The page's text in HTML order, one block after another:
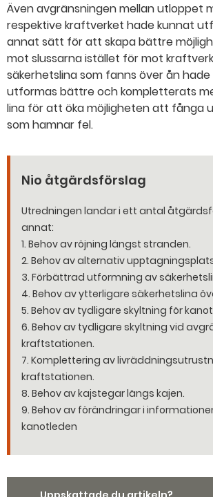
Även avgränsningen mellan utloppet
respektive kraftverket hade kunnat
annat sätt för att skapa bättre
mot slussarna istället för mot
säkerhetslina som fanns över ån
utformas bättre och kompletterats
lina för att öka möjligheten att fånga
som hamnar fel.
Nio åtgärdsförslag
Utredningen landar i ett antal
annat:
1. Behov av röjning längst stranden.
2. Behov av alternativ
3. Förbättrad utformning av
4. Behov av ytterligare säkerhetslina
5. Behov av tydligare skyltning för
6. Behov av tydligare skyltning vid
kraftstationen.
7. Komplettering av
kraftstationen.
8. Behov av kajstegar längs kajen.
9. Behov av förändringar i
kanotleden